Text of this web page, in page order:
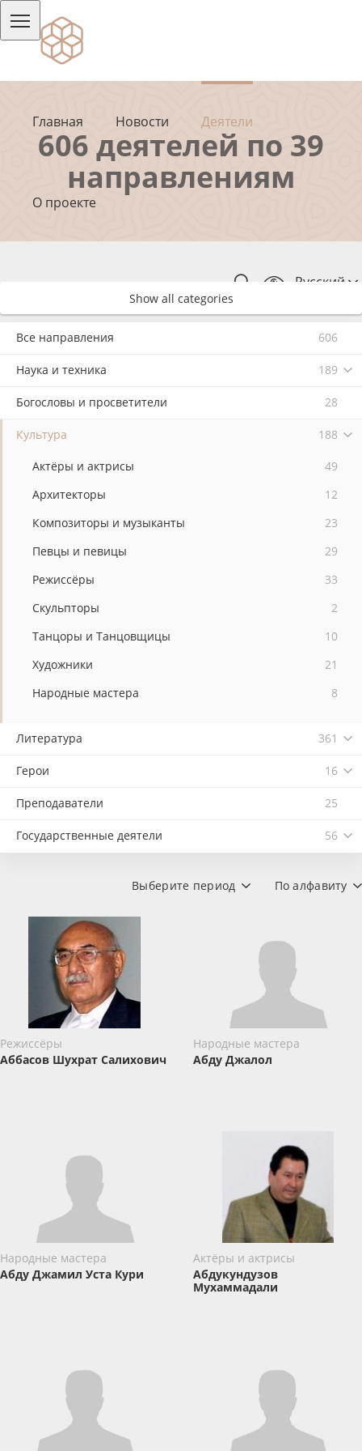
Главная Новости Деятели
О проекте
Русский
606 деятелей по 39
направлениям
Show all categories
Все направления 606
Наука и техника 189
Богословы и просветители 28
Культура 188
Актёры и актрисы
49
Архитекторы
12
Композиторы и музыканты
23
Певцы и певицы
29
Режиссёры
33
Скульпторы
2
Танцоры и Танцовщицы
10
Художники
21
Народные мастера
8
Литература 361
Герои 16
Преподаватели 25
Государственные деятели 56
По алфавиту
Выберите период
Режиссёры
Аббасов Шухрат Салихович
Народные мастера
Абду Джалол
Народные мастера
Абду Джамил Уста Кури
Актёры и актрисы
Абдукундузов
Мухаммадали